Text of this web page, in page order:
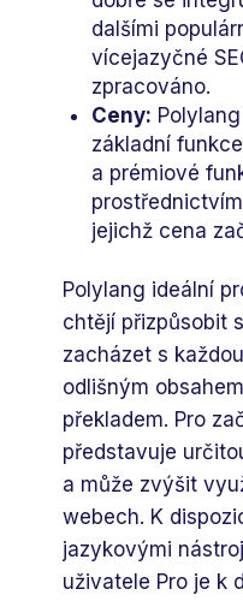
dalšími
vícejazyčné
zpracováno.
Ceny:
základní
a prémiové
jejichž cena
Polylang ideální
chtějí přizpůsobit
zacházet s
odlišným
překladem. Pro
představuje
a může zvýšit
webech. K
jazykovými
uživatele Pro je k